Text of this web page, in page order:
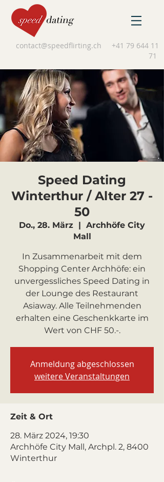
contact@speedflirting.ch
+41 79 644 11
71
Speed Dating
Winterthur / Alter 27 -
50
Do., 28. März
  |
Archhöfe City
Mall
In Zusammenarbeit mit dem
Shopping Center Archhöfe: ein
unvergessliches Speed Dating in
der Lounge des Restaurant
Asiaway. Alle Teilnehmenden
erhalten eine Geschenkkarte im
Wert von CHF 50.-.
Anmeldung abgeschlossen
weitere Veranstaltungen
Zeit & Ort
28. März 2024, 19:30
Archhöfe City Mall, Archpl. 2, 8400
Winterthur